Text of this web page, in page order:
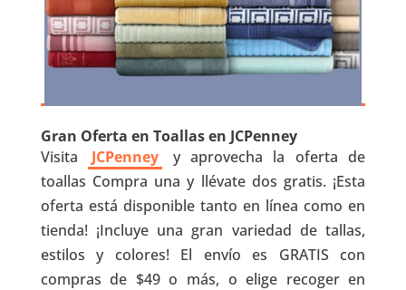
Gran Oferta en Toallas en JCPenney
Visita
JCPenney
y aprovecha la oferta de
toallas Compra una y llévate dos gratis. ¡Esta
oferta está disponible tanto en línea como en
tienda! ¡Incluye una gran variedad de tallas,
estilos y colores! El envío es GRATIS con
compras de $49 o más, o elige recoger en